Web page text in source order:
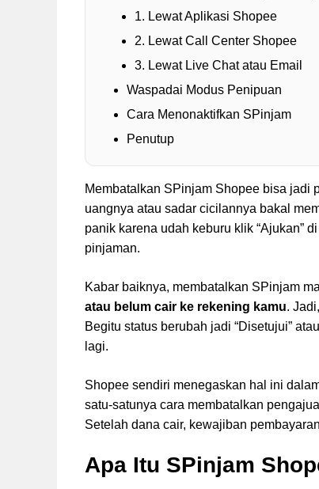
1. Lewat Aplikasi Shopee
2. Lewat Call Center Shopee
3. Lewat Live Chat atau Email
Waspadai Modus Penipuan
Cara Menonaktifkan SPinjam
Penutup
Membatalkan SPinjam Shopee bisa jadi
uangnya atau sadar cicilannya bakal
panik karena udah keburu klik “Ajukan”
pinjaman.
Kabar baiknya, membatalkan SPinjam
atau belum cair ke rekening kamu.
Begitu status berubah jadi “Disetujui”
lagi.
Shopee sendiri menegaskan hal ini
satu-satunya cara membatalkan
Setelah dana cair, kewajiban
Apa Itu SPinjam